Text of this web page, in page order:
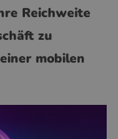
Reichweite
zu
mobilen